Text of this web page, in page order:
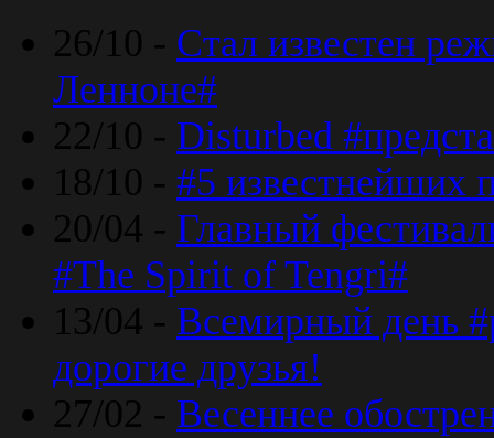
26/10 - Стал известен
Ленноне#
22/10 - Disturbed
18/10 - #5 известнейших
20/04 - Главный
#The Spirit of Tengri#
13/04 - Всемирный день
дорогие друзья!
27/02 - Весеннее